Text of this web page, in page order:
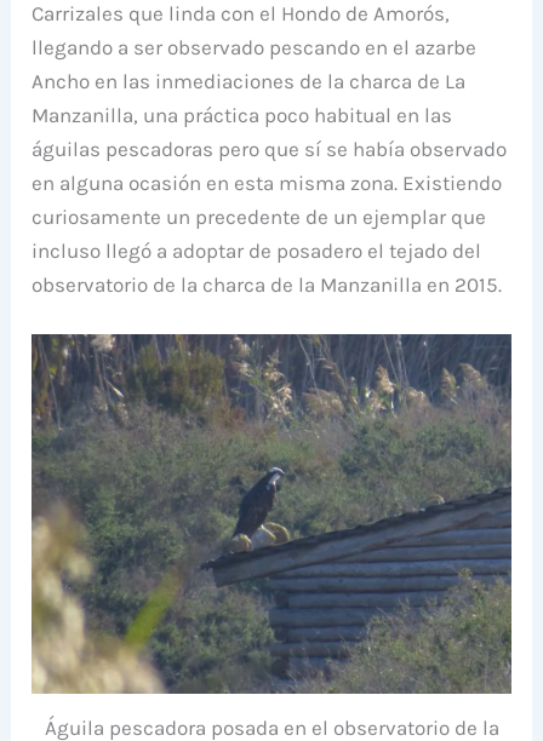
Carrizales que linda con el Hondo de Amorós,
llegando a ser observado pescando en el azarbe
Ancho en las inmediaciones de la charca de La
Manzanilla, una práctica poco habitual en las
águilas pescadoras pero que sí se había observado
en alguna ocasión en esta misma zona. Existiendo
curiosamente un precedente de un ejemplar que
incluso llegó a adoptar de posadero el tejado del
observatorio de la charca de la Manzanilla en 2015.
Águila pescadora posada en el observatorio de la